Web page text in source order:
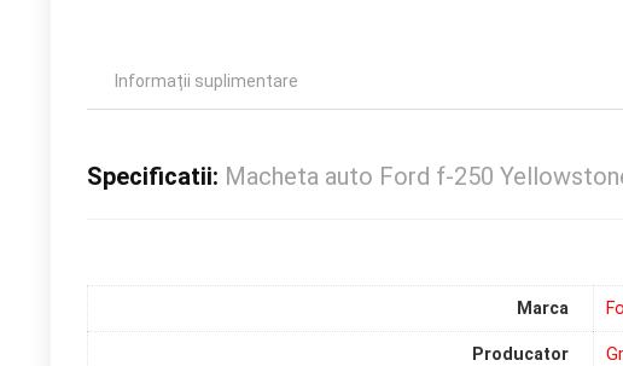
Informații suplimentare
Specificatii: Macheta auto Ford f-250
Marca
Producator